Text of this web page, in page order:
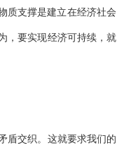
质支撑是建立在经济社会
，要实现经济可持续，就
盾交织。这就要求我们的